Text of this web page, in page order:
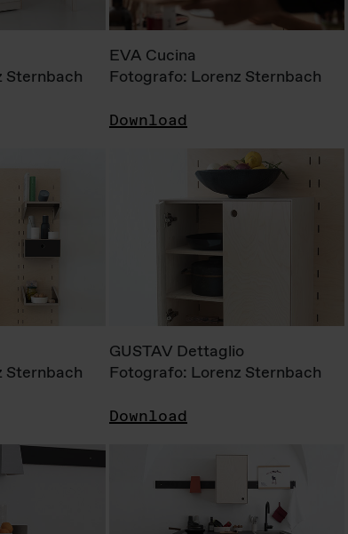
Sternbach
EVA Cucina
Fotografo: Lorenz Sternbach
Download
Sternbach
GUSTAV Dettaglio
Fotografo: Lorenz Sternbach
Download